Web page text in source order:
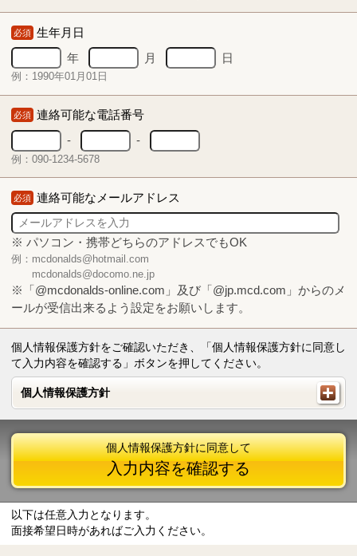
必須 生年月日
年
月 日
例：1990年01月01日
必須 連絡可能な電話番号
-
-
例：090-1234-5678
必須 連絡可能なメールアドレス
※ パソコン・携帯どちらのアドレスでもOK
例：mcdonalds@hotmail.com
mcdonalds@docomo.ne.jp
※「@mcdonalds-online.com」及び「@jp.mcd.com」からのメ
ールが受信出来るよう設定をお願いします。
個人情報保護方針をご確認いただき、「個人情報保護方針に同意し
て入力内容を確認する」ボタンを押してください。
個人情報保護方針
個人情報保護方針
個人情報保護方針に同意して
入力内容を確認する
以下は任意入力となります。
面接希望日時があればご入力ください。